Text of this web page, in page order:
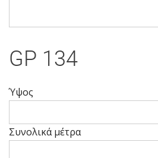
GP 134
Ύψος
Συνολικά μέτρα